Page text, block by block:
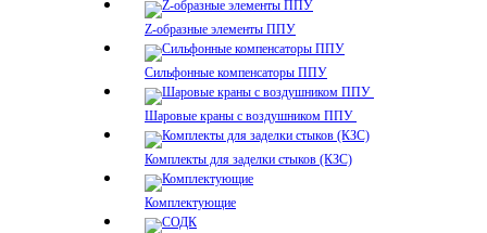
Z-образные элементы ППУ
Сильфонные компенсаторы ППУ
Шаровые краны с воздушником ППУ
Комплекты для заделки стыков (КЗС)
Комплектующие